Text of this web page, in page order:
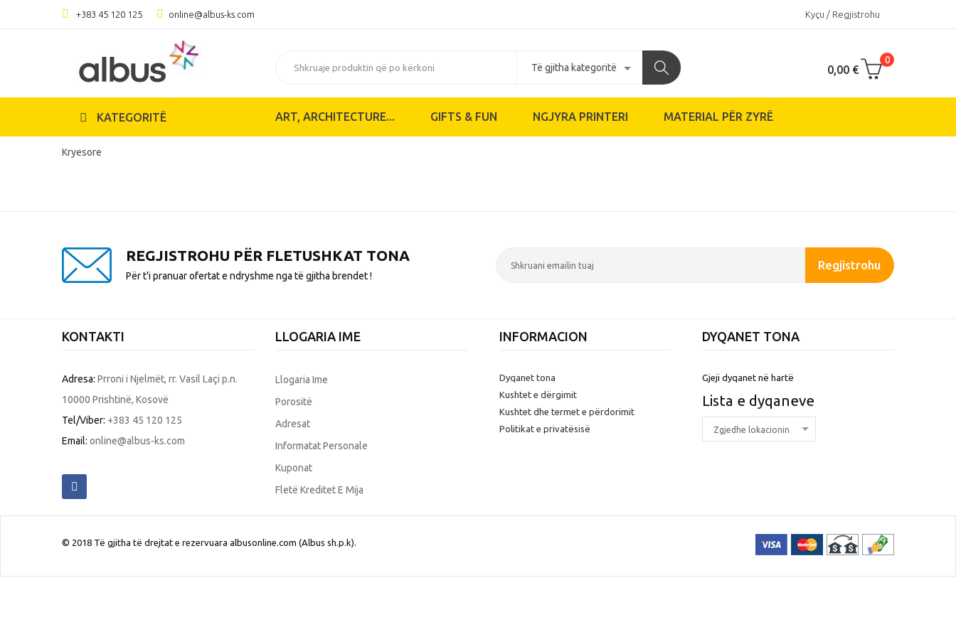
+383 45 120 125 online@albus-ks.com Kyçu / Regjistrohu
0,00 €
0
KATEGORITË ART, ARCHITECTURE... GIFTS & FUN NGJYRA PRINTERI MATERIAL PËR ZYRË
Kryesore
REGJISTROHU PËR FLETUSHKAT TONA
Për t'i pranuar ofertat e ndryshme nga të gjitha brendet !
Regjistrohu
KONTAKTI
Adresa: Prroni i Njelmët, rr. Vasil Laçi p.n.
10000 Prishtinë, Kosovë
Tel/Viber: +383 45 120 125
Email: online@albus-ks.com
LLOGARIA IME
Llogaria Ime
Porositë
Adresat
Informatat Personale
Kuponat
Fletë Kreditet E Mija
INFORMACION
Dyqanet tona
Kushtet e dërgimit
Kushtet dhe termet e përdorimit
Politikat e privatësisë
DYQANET TONA
Gjeji dyqanet në hartë
This page can't load Google
Lista e dyqaneve
Zgjedhe lokacionin
© 2018 Të gjitha të drejtat e rezervuara albusonline.com (Albus sh.p.k).